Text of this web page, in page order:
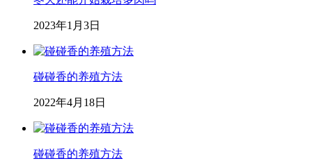
2023年1月3日
碰碰香的养殖方法
2022年4月18日
碰碰香的养殖方法